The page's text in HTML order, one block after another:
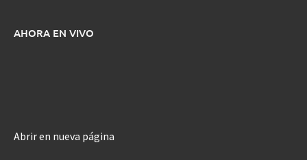
AHORA EN VIVO
Abrir en nueva página